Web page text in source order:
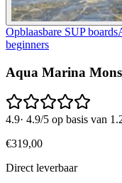
Opblaasbare SUP boards
beginners
Aqua Marina
4.9· 4.9/5 op basis van
€319,00
Direct leverbaar